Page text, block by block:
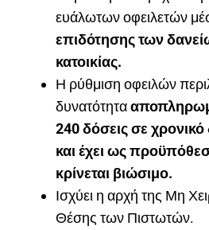
ευάλωτων οφειλετών
επιδότησης των
κατοικίας.
Η ρύθμιση οφειλών
δυνατότητα
240 δόσεις σε
και έχει ως
κρίνεται βιώσιμο.
Ισχύει η αρχή της Μη
Θέσης των Πιστωτών.